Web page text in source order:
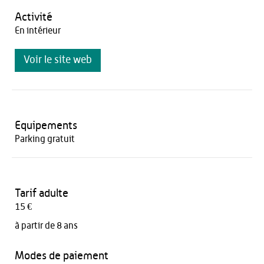
Activité
En intérieur
Voir le site web
Equipements
Parking gratuit
Tarif adulte
15 €
à partir de 8 ans
Modes de paiement